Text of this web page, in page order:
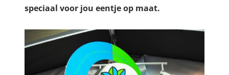
speciaal voor jou eentje op maat.